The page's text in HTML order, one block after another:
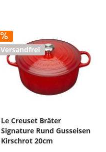
Versandfrei
Le Creuset Bräter
Signature Rund Gusseisen
Kirschrot 20cm